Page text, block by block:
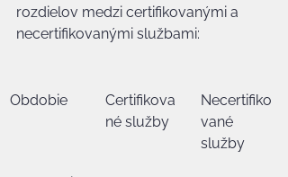
rozdielov medzi certifikovanými a
necertifikovanými službami:
Obdobie
Certifikova
né služby
Necertifiko
vané
služby